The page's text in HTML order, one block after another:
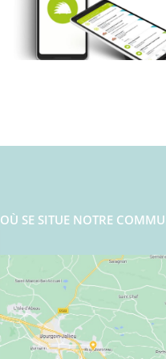
OÙ SE SITUE NOTRE